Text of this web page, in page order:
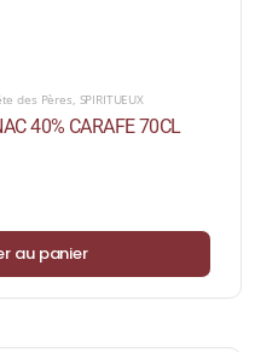
des Pères SPIRITUEUX
40% CARAFE 70CL
au panier